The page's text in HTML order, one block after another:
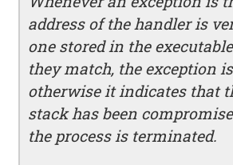
address of the handler is
one stored in the
they match, the exception
otherwise it indicates that
stack has been
the process is terminated.